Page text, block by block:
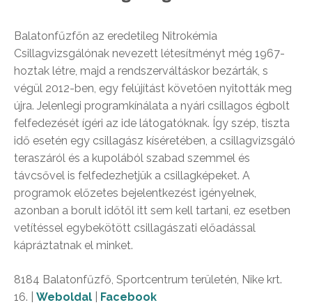
Balatonfűzfőn az eredetileg Nitrokémia
Csillagvizsgálónak nevezett létesítményt még 1967-
hoztak létre, majd a rendszerváltáskor bezárták, s
végül 2012-ben, egy felújítást követően nyitották meg
újra. Jelenlegi programkínálata a nyári csillagos égbolt
felfedezését ígéri az ide látogatóknak. Így szép, tiszta
idő esetén egy csillagász kíséretében, a csillagvizsgáló
teraszáról és a kupolából szabad szemmel és
távcsővel is felfedezhetjük a csillagképeket. A
programok előzetes bejelentkezést igényelnek,
azonban a borult időtől itt sem kell tartani, ez esetben
vetítéssel egybekötött csillagászati előadással
kápráztatnak el minket.
8184 Balatonfűzfő, Sportcentrum területén, Nike krt.
16. | Weboldal Facebook